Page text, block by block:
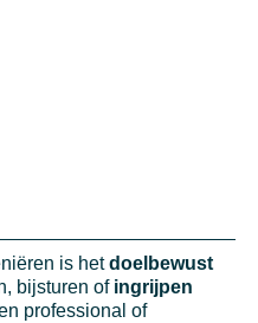
is hetdoelbewust
bijsturen of ingrijpen
professional of